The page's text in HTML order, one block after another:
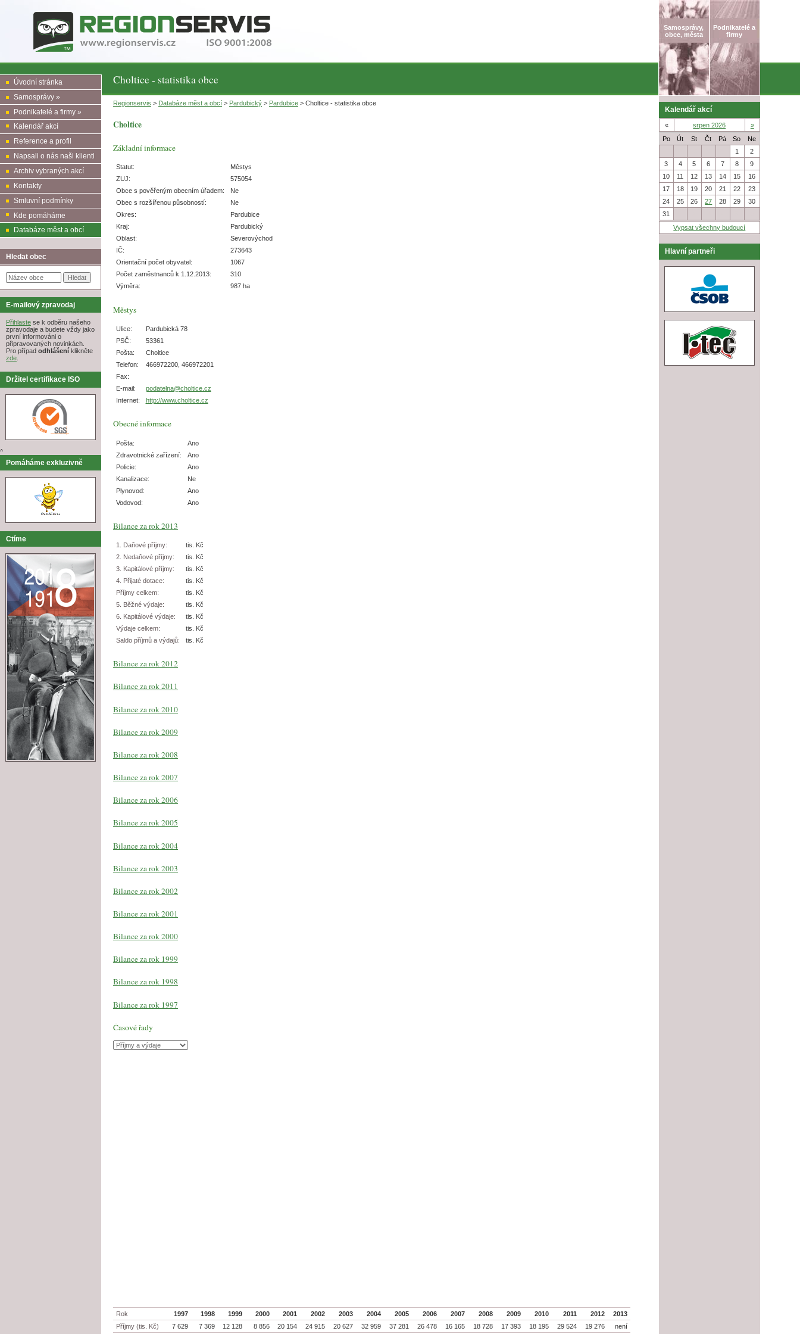
Samosprávy,
obce, města
Podnikatelé a
firmy
Choltice - statistika obce
Úvodní stránka
Samosprávy »
Podnikatelé a firmy »
Kalendář akcí
Reference a profil
Napsali o nás naši klienti
Archiv vybraných akcí
Kontakty
Smluvní podmínky
Kde pomáháme
Databáze měst a obcí
Hledat obec
E-mailový zpravodaj
Přihlaste se k odběru našeho
zpravodaje a budete vždy jako
první informováni o
připravovaných novinkách.
Pro případ odhlášení klikněte
zde.
Držitel certifikace ISO
^
Pomáháme exkluzivně
Ctíme
Kalendář akcí
« srpen 2026
»
Po
Út St Čt Pá So
Ne
1
2
3
4 5 6 7 8
9
10
11 12 13 14 15
16
17
18 19 20 21 22
23
24
25 26 27 28 29
30
31
Vypsat všechny budoucí
Hlavní partneři
Regionservis > Databáze měst a obcí > Pardubický > Pardubice > Choltice - statistika obce
Choltice
Základní informace
Statut:
Městys
ZUJ:
575054
Obce s pověřeným obecním úřadem:
Ne
Obec s rozšířenou působností:
Ne
Okres:
Pardubice
Kraj:
Pardubický
Oblast:
Severovýchod
IČ:
273643
Orientační počet obyvatel:
1067
Počet zaměstnanců k 1.12.2013:
310
Výměra:
987 ha
Městys
Ulice:
Pardubická 78
PSČ:
53361
Pošta:
Choltice
Telefon:
466972200, 466972201
Fax:
E-mail:
podatelna@choltice.cz
Internet:
http://www.choltice.cz
Obecné informace
Pošta:
Ano
Zdravotnické zařízení:
Ano
Policie:
Ano
Kanalizace:
Ne
Plynovod:
Ano
Vodovod:
Ano
Bilance za rok 2013
1. Daňové příjmy:
tis. Kč
2. Nedaňové příjmy:
tis. Kč
3. Kapitálové příjmy:
tis. Kč
4. Přijaté dotace:
tis. Kč
Příjmy celkem:
tis. Kč
5. Běžné výdaje:
tis. Kč
6. Kapitálové výdaje:
tis. Kč
Výdaje celkem:
tis. Kč
Saldo příjmů a výdajů:
tis. Kč
Bilance za rok 2012
Bilance za rok 2011
Bilance za rok 2010
Bilance za rok 2009
Bilance za rok 2008
Bilance za rok 2007
Bilance za rok 2006
Bilance za rok 2005
Bilance za rok 2004
Bilance za rok 2003
Bilance za rok 2002
Bilance za rok 2001
Bilance za rok 2000
Bilance za rok 1999
Bilance za rok 1998
Bilance za rok 1997
Časové řady
Rok 1997 1998 1999 2000 2001 2002 2003 2004 2005 2006 2007 2008 2009 2010 2011 2012
2013
Příjmy (tis. Kč)
7 629 7 369 12 128 8 856 20 154 24 915 20 627 32 959 37 281 26 478 16 165 18 728 17 393 18 195 29 524 19 276 není